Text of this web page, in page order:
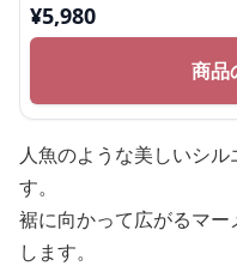
¥5,980
商品
人魚のような美しいシ
す。
裾に向かって広がるマ
します。